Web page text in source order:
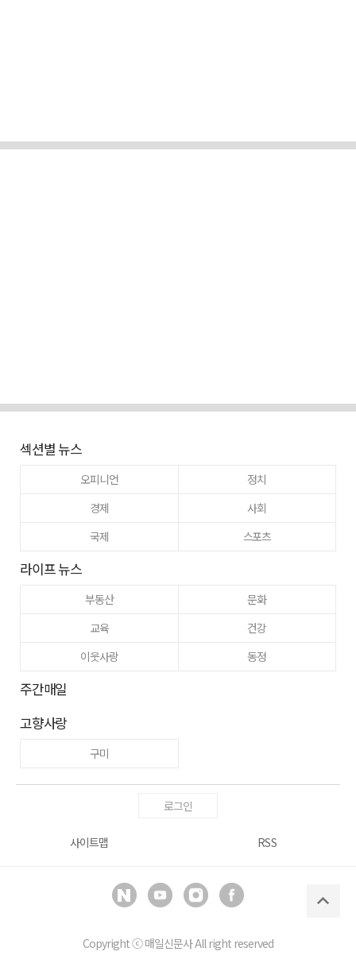
섹션별 뉴스
오피니언
정치
경제
사회
국제
스포츠
라이프 뉴스
부동산
문화
교육
건강
이웃사랑
동정
주간매일
고향사랑
구미
로그인
사이트맵 RSS
Copyright ⓒ매일신문사All right reserved